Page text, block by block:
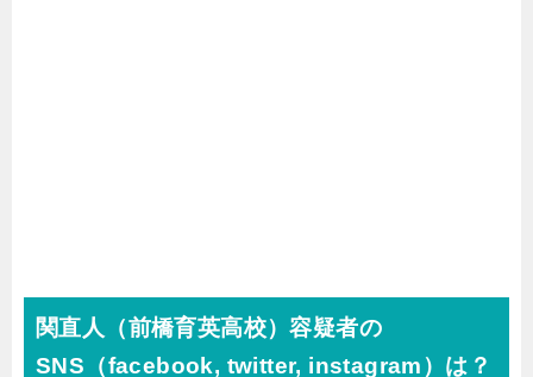
関直人（前橋育英高校）容疑者の
SNS（facebook, twitter, instagram）は？